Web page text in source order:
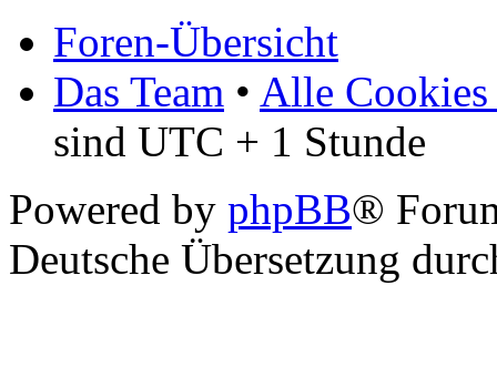
Foren-Übersicht
Das Team • Alle Cookies
sind UTC + 1 Stunde
Powered by phpBB®
Deutsche Übersetzung